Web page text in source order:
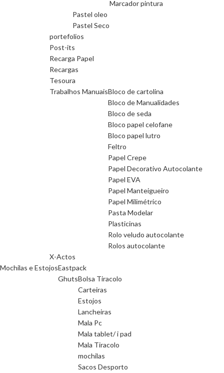
Marcador pintura
Pastel oleo
Pastel Seco
portefolios
Post-its
Recarga Papel
Recargas
Tesoura
Trabalhos ManuaisBloco de cartolina
Bloco de Manualidades
Bloco de seda
Bloco papel celofane
Bloco papel lutro
Feltro
Papel Crepe
Papel Decorativo Autocolante
Papel EVA
Papel Manteigueiro
Papel Milimétrico
Pasta Modelar
Plasticinas
Rolo veludo autocolante
Rolos autocolante
X-Actos
Mochilas e EstojosEastpack
GhutsBolsa Tiracolo
Carteiras
Estojos
Lancheiras
Mala Pc
Mala tablet/ i pad
Mala Tiracolo
mochilas
Sacos Desporto